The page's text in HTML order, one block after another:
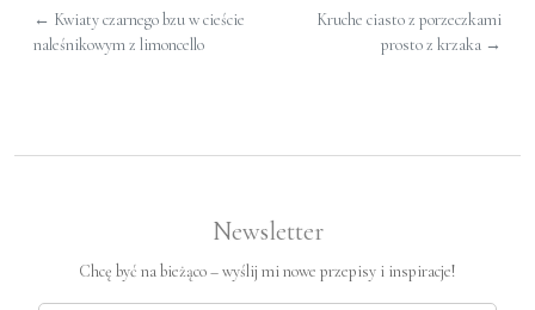
← Kwiaty czarnego bzu w cieście
naleśnikowym z limoncello
Kruche ciasto z porzeczkami
prosto z krzaka →
Newsletter
Chcę być na bieżąco – wyślij mi nowe przepisy i inspiracje!